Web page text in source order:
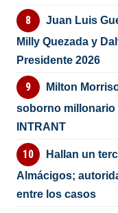
Juan Luis
Milly Quezada y
Presidente 2026
Milton
soborno millonario
INTRANT
Hallan un
Almácigos;
entre los casos